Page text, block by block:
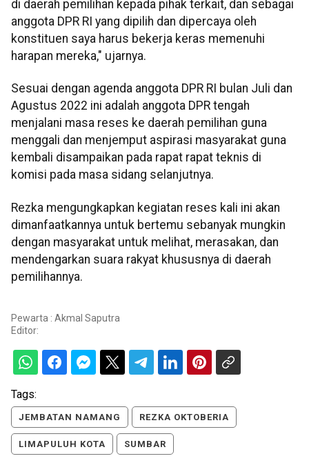
di daerah pemilihan kepada pihak terkait, dan sebagai
anggota DPR RI yang dipilih dan dipercaya oleh
konstituen saya harus bekerja keras memenuhi
harapan mereka," ujarnya.
Sesuai dengan agenda anggota DPR RI bulan Juli dan
Agustus 2022 ini adalah anggota DPR tengah
menjalani masa reses ke daerah pemilihan guna
menggali dan menjemput aspirasi masyarakat guna
kembali disampaikan pada rapat rapat teknis di
komisi pada masa sidang selanjutnya.
Rezka mengungkapkan kegiatan reses kali ini akan
dimanfaatkannya untuk bertemu sebanyak mungkin
dengan masyarakat untuk melihat, merasakan, dan
mendengarkan suara rakyat khususnya di daerah
pemilihannya.
Pewarta : Akmal Saputra
Editor:
Tags:
JEMBATAN NAMANG REZKA OKTOBERIA
LIMAPULUH KOTA SUMBAR